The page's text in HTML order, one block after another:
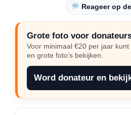
Reageer op
Grote foto voor
Voor minimaal €20 per jaar kunt
en grote foto’s bekijken.
Word donateur en